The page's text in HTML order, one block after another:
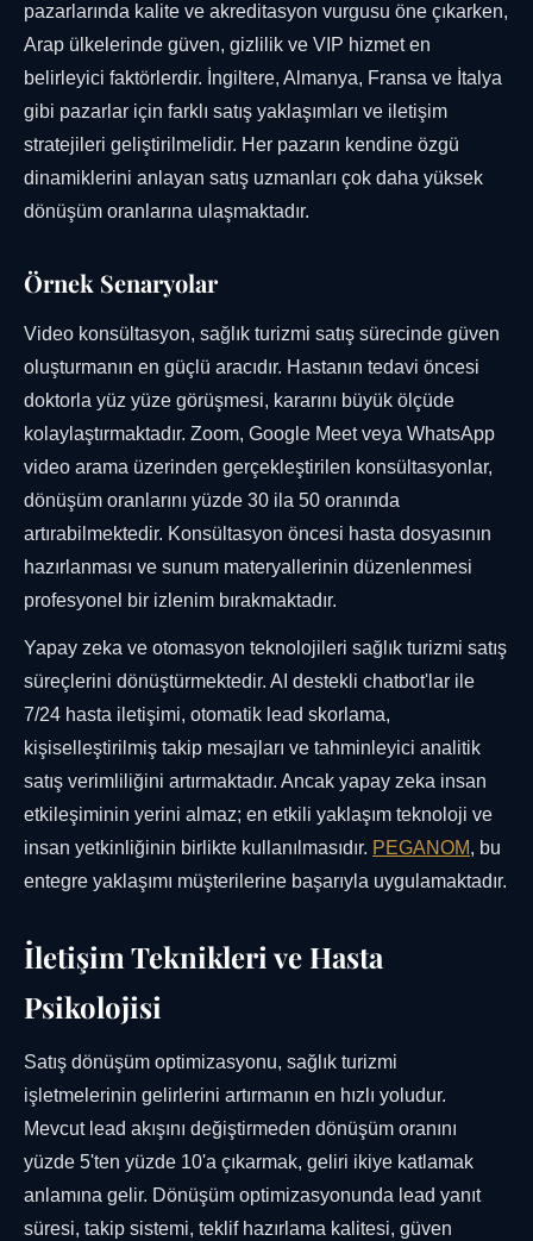
pazarlarında kalite ve akreditasyon vurgusu öne çıkarken,
Arap ülkelerinde güven, gizlilik ve VIP hizmet en
belirleyici faktörlerdir. İngiltere, Almanya, Fransa ve İtalya
gibi pazarlar için farklı satış yaklaşımları ve iletişim
stratejileri geliştirilmelidir. Her pazarın kendine özgü
dinamiklerini anlayan satış uzmanları çok daha yüksek
dönüşüm oranlarına ulaşmaktadır.
Örnek Senaryolar
Video konsültasyon, sağlık turizmi satış sürecinde güven
oluşturmanın en güçlü aracıdır. Hastanın tedavi öncesi
doktorla yüz yüze görüşmesi, kararını büyük ölçüde
kolaylaştırmaktadır. Zoom, Google Meet veya WhatsApp
video arama üzerinden gerçekleştirilen konsültasyonlar,
dönüşüm oranlarını yüzde 30 ila 50 oranında
artırabilmektedir. Konsültasyon öncesi hasta dosyasının
hazırlanması ve sunum materyallerinin düzenlenmesi
profesyonel bir izlenim bırakmaktadır.
Yapay zeka ve otomasyon teknolojileri sağlık turizmi satış
süreçlerini dönüştürmektedir. AI destekli chatbot'lar ile
7/24 hasta iletişimi, otomatik lead skorlama,
kişiselleştirilmiş takip mesajları ve tahminleyici analitik
satış verimliliğini artırmaktadır. Ancak yapay zeka insan
etkileşiminin yerini almaz; en etkili yaklaşım teknoloji ve
insan yetkinliğinin birlikte kullanılmasıdır. PEGANOM, bu
entegre yaklaşımı müşterilerine başarıyla uygulamaktadır.
İletişim Teknikleri ve Hasta
Psikolojisi
Satış dönüşüm optimizasyonu, sağlık turizmi
işletmelerinin gelirlerini artırmanın en hızlı yoludur.
Mevcut lead akışını değiştirmeden dönüşüm oranını
yüzde 5'ten yüzde 10'a çıkarmak, geliri ikiye katlamak
anlamına gelir. Dönüşüm optimizasyonunda lead yanıt
süresi, takip sistemi, teklif hazırlama kalitesi, güven